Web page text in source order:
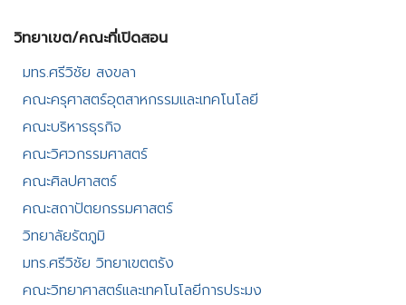
วิทยาเขต/คณะที่เปิดสอน​
มทร.ศรีวิชัย สงขลา​
คณะครุศาสตร์อุตสาหกรรมและเทคโนโลยี​
คณะบริหารธุรกิจ​
คณะวิศวกรรมศาสตร์​
คณะศิลปศาสตร์​
คณะสถาปัตยกรรมศาสตร์
วิทยาลัยรัตภูมิ​
มทร.ศรีวิชัย วิทยาเขตตรัง
คณะวิทยาศาสตร์และเทคโนโลยีการประมง